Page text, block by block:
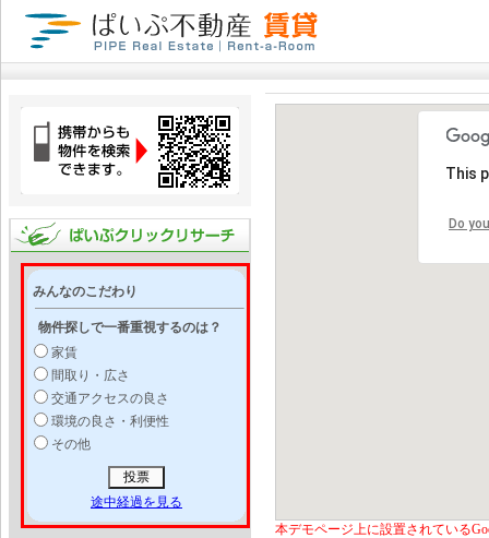
みんなのこだわり
物件探しで一番重視するのは？
家賃
間取り・広さ
交通アクセスの良さ
環境の良さ・利便性
その他
途中経過を見る
This
Do
本デモページ上に設置されている